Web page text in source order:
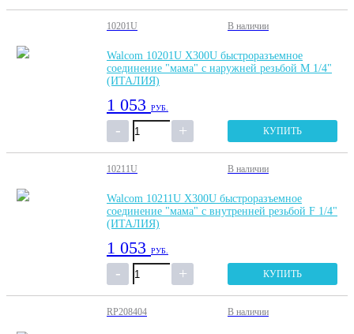
10201U В наличии
Walcom 10201U X300U быстроразъемное
соединение "мама" с наружней резьбой М 1/4"
(ИТАЛИЯ)
1 053 РУБ.
КУПИТЬ
10211U В наличии
Walcom 10211U X300U быстроразъемное
соединение "мама" с внутренней резьбой F 1/4"
(ИТАЛИЯ)
1 053 РУБ.
КУПИТЬ
RP208404 В наличии